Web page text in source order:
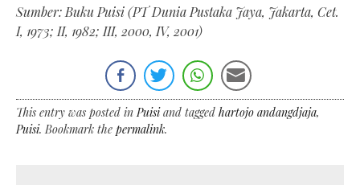
Sumber: Buku Puisi (PT Dunia Pustaka Jaya, Jakarta, Cet.
I, 1973; II, 1982; III, 2000, IV, 2001)
This entry was posted inPuisiand tagged hartojo andangdjaja,
Puisi. Bookmark the permalink.